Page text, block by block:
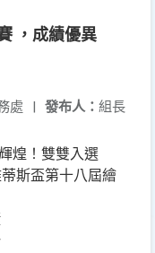
，成績優異
發布人： 組長
處 |
煌！雙雙入選
斯盃第十八屆繪